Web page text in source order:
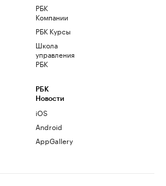
РБК
Компании
РБК Курсы
Школа
управления
РБК
РБК
Новости
iOS
Android
AppGallery